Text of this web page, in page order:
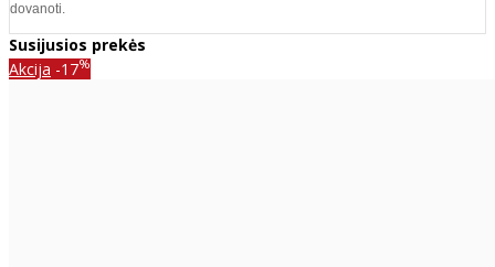
dovanoti.
Susijusios prekės
Akcija -17%